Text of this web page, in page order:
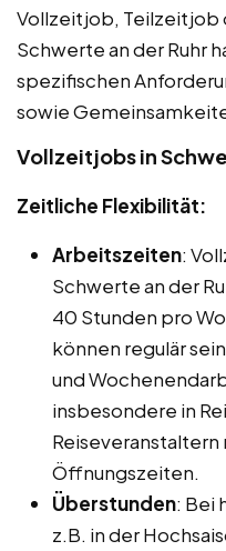
Vollzeitjob, Teilzeitjob
Schwerte an der Ruhr
spezifischen
sowie
Vollzeitjobs in
Zeitliche Flexibilität:
Arbeitszeiten:
Schwerte an der
40 Stunden pro
können regulär
und
insbesondere in
Öffnungszeiten.
Überstunden: Bei
z.B. in der